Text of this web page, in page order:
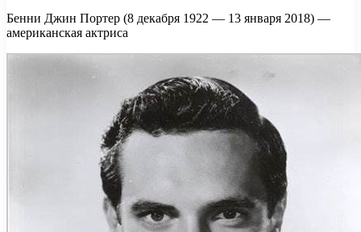
Бенни Джин Портер (8 декабря 1922 — 13 января 2018) —
американская актриса